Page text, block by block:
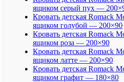
ящиком серый пух —
Кровать детская Romack
ящиком голубой — 200×90
Кровать детская Romack
ящиком роза — 200×90
Кровать детская Romack
ящиком латте — 200×90
Кровать детская Romack
ящиком графит — 180×80